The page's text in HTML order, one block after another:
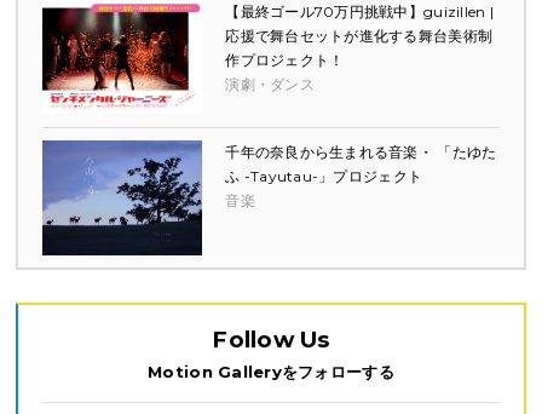
【最終ゴール70万円挑戦中】guizillen |
応援で舞台セットが進化する舞台美術制
作プロジェクト！
演劇・ダンス
千年の奈良から生まれる音楽・ 「たゆた
ふ -Tayutau-」プロジェクト
音楽
Follow Us
Motion Galleryをフォローする